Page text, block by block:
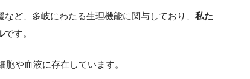
ど、多岐にわたる生理機能に関与しており、 私た
です。
や血液に存在しています。